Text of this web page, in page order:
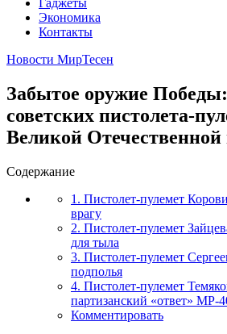
Гаджеты
Экономика
Контакты
Новости МирТесен
Забытое оружие
советских пистолета-
Великой
Содержание
1. Пистолет-пулемет
врагу
2. Пистолет-пулемет
для тыла
3. Пистолет-пулемет
подполья
4. Пистолет-пулемет
партизанский «ответ» MP-
Комментировать